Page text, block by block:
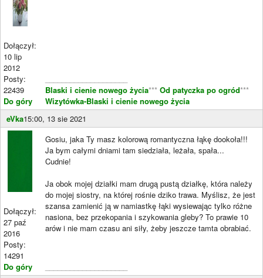
Dołączył:
10 lip
2012
Posty:
22439
Do góry
Blaski i cienie nowego życia*** Od patyczka po ogród***
Wizytówka-Blaski i cienie nowego życia
eVka15:00, 13 sie 2021
Dołączył:
27 paź
2016
Posty:
14291
Do góry
Gosiu, jaka Ty masz kolorową romantyczna łąkę dookoła!!!
Ja bym całymi dniami tam siedziała, leżała, spała...
Cudnie!
Ja obok mojej działki mam drugą pustą działkę, która należy
do mojej siostry, na której rośnie dziko trawa. Myślisz, że jest
szansa zamienić ją w namiastkę łąki wysiewając tylko różne
nasiona, bez przekopania i szykowania gleby? To prawie 10
arów i nie mam czasu ani siły, żeby jeszcze tamta obrabiać.